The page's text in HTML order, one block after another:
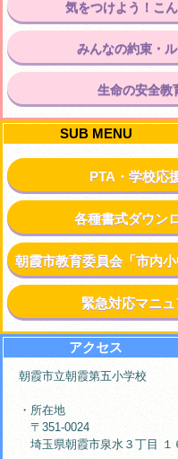
気をつけよう！こ
みんなの約束・
生命の安全教
SUB MENU
PTA・学校応
各種書式ダウン
朝霞市教育委員会「市内小
緊急対応マニ
アクセス
朝霞市立朝霞第五小学校
・所在地
〒351-0024
埼玉県朝霞市泉水３丁目 １